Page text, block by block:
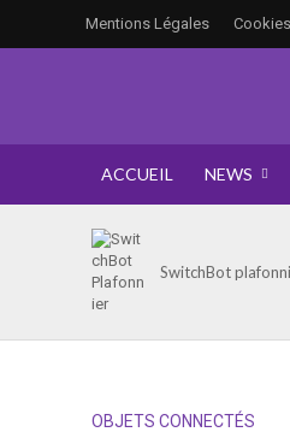
Mentions Légales Cookies
ACCUEIL NEWS
SwitchBot
OBJETS CONNECTÉS